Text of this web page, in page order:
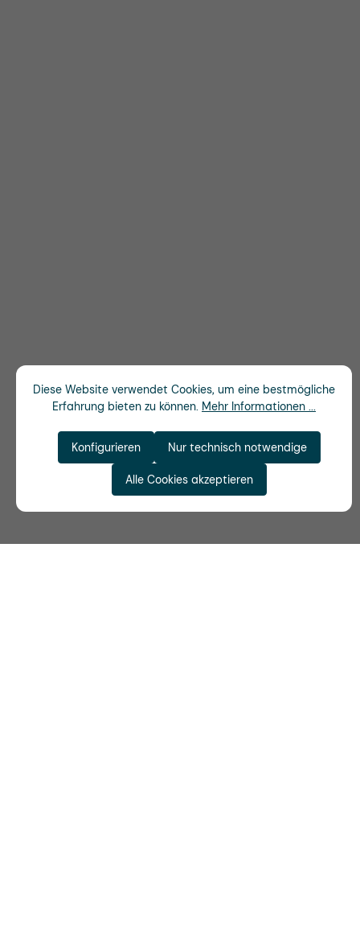
Diese Website verwendet Cookies, um eine bestmögliche
Erfahrung bieten zu können. Mehr Informationen ...
Nur technisch notwendige
Konfigurieren
Alle Cookies akzeptieren